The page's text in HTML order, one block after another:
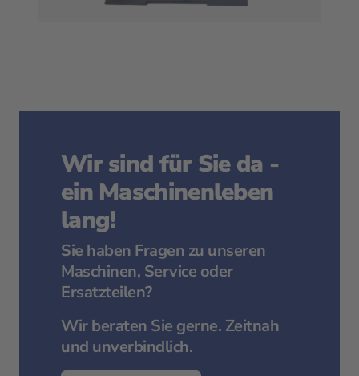
Wir sind für Sie da -
ein Maschinenleben
lang!
Sie haben Fragen zu unseren
Maschinen, Service oder
Ersatzteilen?
Wir beraten Sie gerne. Zeitnah
und unverbindlich.